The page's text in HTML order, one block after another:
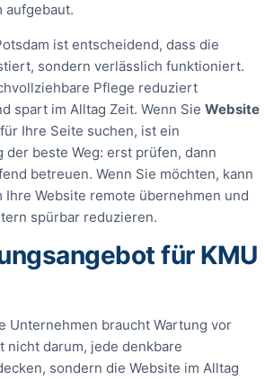
aufgebaut.
ist entscheidend, dass die
sondern verlässlich funktioniert.
Pflege reduziert
spart im Alltag Zeit. Wenn Sie Website
für Ihre Seite suchen, ist ein
beste Weg: erst prüfen, dann
betreuen. Wenn Sie möchten, kann
Website remote übernehmen und
spürbar reduzieren.
für KMU
Unternehmen braucht Wartung vor
nicht darum, jede denkbare
sondern die Website im Alltag